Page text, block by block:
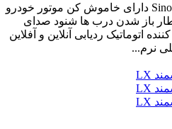
ردیاب سینوال پلاس Sinowall plus دارای خاموش کن موتور خودرو
باز شدن درب ها شنود صدای
اتوماتیک ردیابی آنلاین و آفلاین